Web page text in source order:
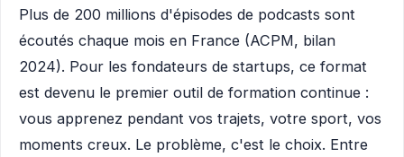
Plus de 200 millions d'épisodes de podcasts sont
écoutés chaque mois en France (ACPM, bilan
2024). Pour les fondateurs de startups, ce format
est devenu le premier outil de formation continue :
vous apprenez pendant vos trajets, votre sport, vos
moments creux. Le problème, c'est le choix. Entre